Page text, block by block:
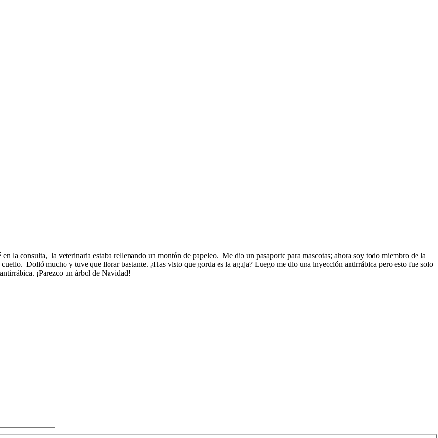
la consulta, la veterinaria estaba rellenando un montón de papeleo. Me dio un pasaporte para mascotas; ahora soy todo miembro de la
Dolió mucho y tuve que llorar bastante. ¿Has visto que gorda es la aguja? Luego me dio una inyección antirrábica pero esto fue solo
¡Parezco un árbol de Navidad!